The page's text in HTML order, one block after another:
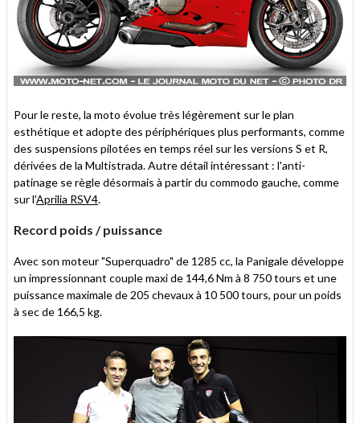
Pour le reste, la moto évolue très légèrement sur le plan
esthétique et adopte des périphériques plus performants, comme
des suspensions pilotées en temps réel sur les versions S et R,
dérivées de la Multistrada. Autre détail intéressant : l'anti-
patinage se règle désormais à partir du commodo gauche, comme
sur l'Aprilia RSV4.
Record poids / puissance
Avec son moteur "Superquadro" de 1285 cc, la Panigale développe
un impressionnant couple maxi de 144,6 Nm à 8 750 tours et une
puissance maximale de 205 chevaux à 10 500 tours, pour un poids
à sec de 166,5 kg.